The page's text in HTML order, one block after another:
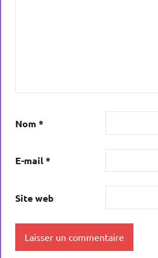
Nom *
E-mail*
Site web